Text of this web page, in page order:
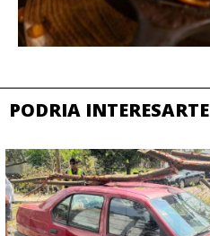
PODRIA INTERESARTE